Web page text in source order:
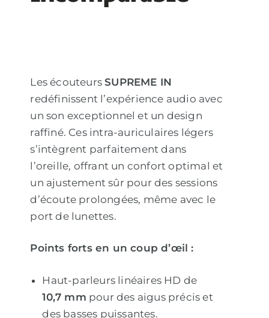
Les écouteursSUPREME IN
redéfinissent l’expérience audio avec
un son exceptionnel et un design
raffiné. Ces intra-auriculaires légers
s’intègrent parfaitement dans
l’oreille, offrant un confort optimal et
un ajustement sûr pour des sessions
d’écoute prolongées, même avec le
port de lunettes.
Points forts en un coup d’œil :
Haut-parleurs linéaires HD de
10,7 mm pour des aigus précis et
des basses puissantes.